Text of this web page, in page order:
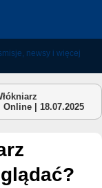
| 18.07.2025